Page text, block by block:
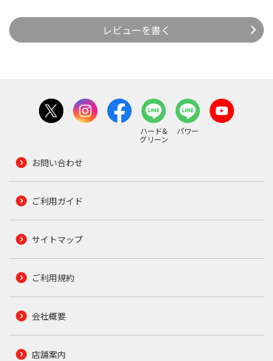
レビューを書く
ハード&
グリーン
パワー
お問い合わせ
ご利用ガイド
サイトマップ
ご利用規約
会社概要
店舗案内